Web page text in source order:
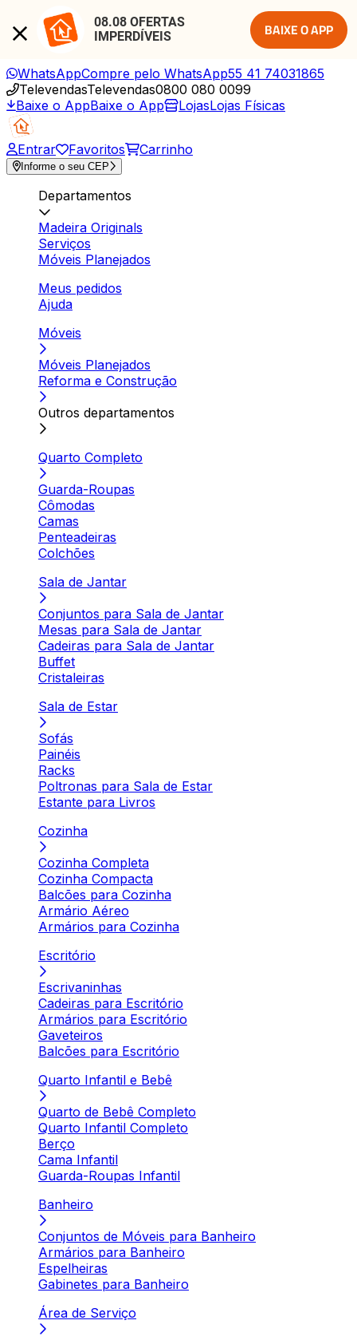
08.08 OFERTAS
IMPERDÍVEIS
BAIXE O APP
WhatsAppCompre pelo WhatsApp55 41 74031865
TelevendasTelevendas0800 080 0099
Baixe o AppBaixe o App LojasLojas Físicas
Entrar Favoritos Carrinho
Informe o seu CEP
Departamentos
Madeira Originals
Serviços
Móveis Planejados
Meus pedidos
Ajuda
Móveis
Móveis Planejados
Reforma e Construção
Outros departamentos
Quarto Completo
Guarda-Roupas
Cômodas
Camas
Penteadeiras
Colchões
Sala de Jantar
Conjuntos para Sala de Jantar
Mesas para Sala de Jantar
Cadeiras para Sala de Jantar
Buffet
Cristaleiras
Sala de Estar
Sofás
Painéis
Racks
Poltronas para Sala de Estar
Estante para Livros
Cozinha
Cozinha Completa
Cozinha Compacta
Balcões para Cozinha
Armário Aéreo
Armários para Cozinha
Escritório
Escrivaninhas
Cadeiras para Escritório
Armários para Escritório
Gaveteiros
Balcões para Escritório
Quarto Infantil e Bebê
Quarto de Bebê Completo
Quarto Infantil Completo
Berço
Cama Infantil
Guarda-Roupas Infantil
Banheiro
Conjuntos de Móveis para Banheiro
Armários para Banheiro
Espelheiras
Gabinetes para Banheiro
Área de Serviço